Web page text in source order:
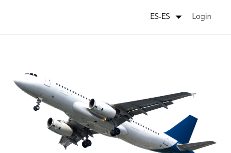
ES-ES Login